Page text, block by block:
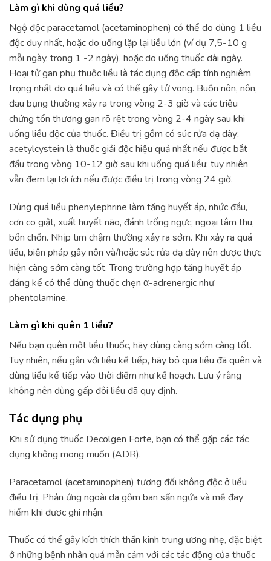
Làm gì khi dùng quá liều?
Ngộ độc paracetamol (acetaminophen) có thể do dùng 1 liều
độc duy nhất, hoặc do uống lặp lại liều lớn (ví dụ 7,5-10 g
mỗi ngày, trong 1 -2 ngày), hoặc do uống thuốc dài ngày.
Hoại tử gan phụ thuộc liều là tác dụng độc cấp tính nghiêm
trọng nhất do quá liều và có thể gây tử vong. Buồn nôn, nôn,
đau bụng thường xảy ra trong vòng 2-3 giờ và các triệu
chứng tổn thương gan rõ rệt trong vòng 2-4 ngày sau khi
uống liều độc của thuốc. Điều trị gồm có súc rửa dạ dày;
acetylcystein là thuốc giải độc hiệu quả nhất nếu được bắt
đầu trong vòng 10-12 giờ sau khi uống quá liều; tuy nhiên
vẫn đem lại lợi ích nếu được điều trị trong vòng 24 giờ.
Dùng quá liều phenylephrine làm tăng huyết áp, nhức đầu,
cơn co giật, xuất huyết não, đánh trống ngực, ngoại tâm thu,
bồn chồn. Nhịp tim chậm thường xảy ra sớm. Khi xảy ra quá
liều, biện pháp gây nôn và/hoặc súc rửa dạ dày nên được thực
hiện càng sớm càng tốt. Trong trường hợp tăng huyết áp
đáng kể có thể dùng thuốc chẹn α-adrenergic như
phentolamine.
Làm gì khi quên 1 liều?
Nếu bạn quên một liều thuốc, hãy dùng càng sớm càng tốt.
Tuy nhiên, nếu gần với liều kế tiếp, hãy bỏ qua liều đã quên và
dùng liều kế tiếp vào thời điểm như kế hoạch. Lưu ý rằng
không nên dùng gấp đôi liều đã quy định.
Tác dụng phụ
Khi sử dụng thuốc Decolgen Forte, bạn có thể gặp các tác
dụng không mong muốn (ADR).
Paracetamol (acetaminophen) tương đối không độc ở liều
điều trị. Phản ứng ngoài da gồm ban sẩn ngứa và mề đay
hiếm khi được ghi nhận.
Thuốc có thể gây kích thích thần kinh trung ương nhẹ, đặc biệt
ở những bệnh nhân quá mẫn cảm với các tác động của thuốc